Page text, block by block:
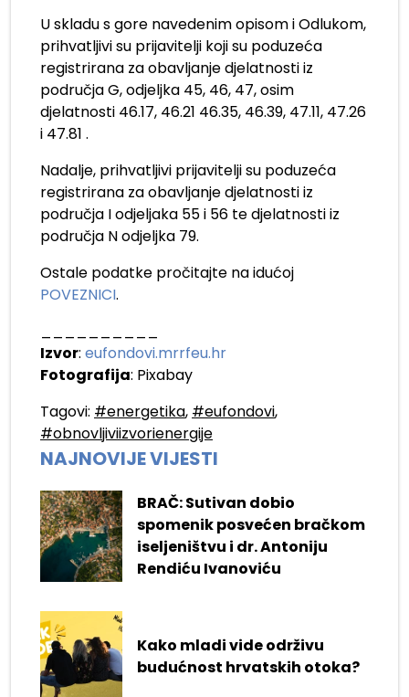
U skladu s gore navedenim opisom i Odlukom,
prihvatljivi su prijavitelji koji su poduzeća
registrirana za obavljanje djelatnosti iz
područja G, odjeljka 45, 46, 47, osim
djelatnosti 46.17, 46.21 46.35, 46.39, 47.11, 47.26
i 47.81 .
Nadalje, prihvatljivi prijavitelji su poduzeća
registrirana za obavljanje djelatnosti iz
područja I odjeljaka 55 i 56 te djelatnosti iz
područja N odjeljka 79.
Ostale podatke pročitajte na idućoj
POVEZNICI.
Izvor: eufondovi.mrrfeu.hr
Fotografija: Pixabay
Tagovi: #energetika, #eufondovi,
#obnovljiviizvorienergije
NAJNOVIJE VIJESTI
BRAČ: Sutivan dobio
spomenik posvećen bračkom
iseljeništvu i dr. Antoniju
Rendiću Ivanoviću
Kako mladi vide održivu
budućnost hrvatskih otoka?